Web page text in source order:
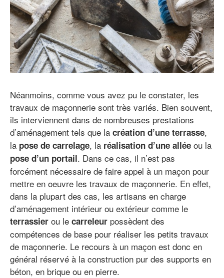
Néanmoins, comme vous avez pu le constater, les
travaux de maçonnerie sont très variés. Bien souvent,
ils interviennent dans de nombreuses prestations
d’aménagement tels que la création d’une terrasse,
la pose de carrelage, la réalisation d’une allée ou la
pose d’un portail. Dans ce cas, il n’est pas
forcément nécessaire de faire appel à un maçon pour
mettre en oeuvre les travaux de maçonnerie. En effet,
dans la plupart des cas, les artisans en charge
d’aménagement intérieur ou extérieur comme le
terrassier ou le carreleur possèdent des
compétences de base pour réaliser les petits travaux
de maçonnerie. Le recours à un maçon est donc en
général réservé à la construction pur des supports en
béton, en brique ou en pierre.